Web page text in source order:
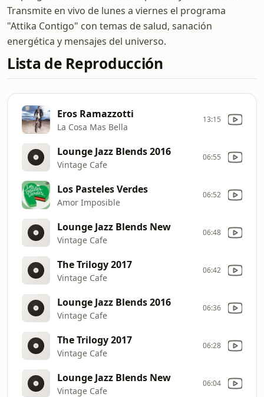
Transmite en vivo de lunes a viernes el programa
"Attika Contigo" con temas de salud, sanación
energética y mensajes del universo.
Lista de Reproducción
Eros Ramazzotti
La Cosa Mas Bella
13:15
Lounge Jazz Blends 2016
Vintage Cafe
06:55
Los Pasteles Verdes
Amor Imposible
06:52
Lounge Jazz Blends New
Vintage Cafe
06:48
The Trilogy 2017
Vintage Cafe
06:42
Lounge Jazz Blends 2016
Vintage Cafe
06:36
The Trilogy 2017
Vintage Cafe
06:28
Lounge Jazz Blends New
Vintage Cafe
06:04